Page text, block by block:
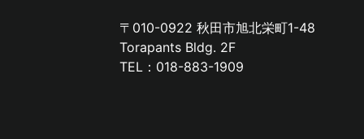
〒010-0922 秋田市旭北栄町1-48
Torapants Bldg. 2F
TEL：018-883-1909